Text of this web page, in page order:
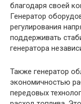
благодаря своей
Генератор
регулирования
поддерживать
генератора
Также генератор
экономичностью
передовых